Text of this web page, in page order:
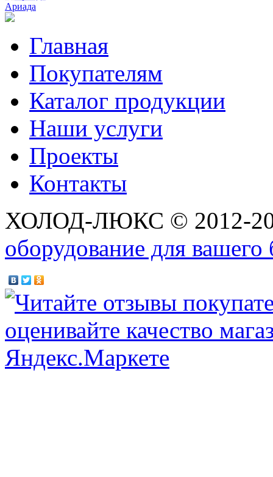
Ариада
Главная
Покупателям
Каталог продукции
Наши услуги
Проекты
Контакты
ХОЛОД-ЛЮКС © 2012-
оборудование для вашего